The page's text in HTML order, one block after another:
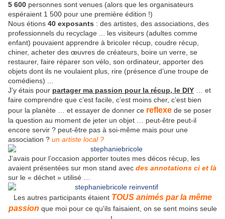
5 600 personnes sont venues (alors que les organisateurs
espéraient 1 500 pour une première édition !)
Nous étions 40 exposants : des artistes, des associations, des
professionnels du recyclage ... les visiteurs (adultes comme
enfant) pouvaient apprendre à bricoler récup, coudre récup,
chiner, acheter des œuvres de créateurs, boire un verre, se
restaurer, faire réparer son vélo, son ordinateur, apporter des
objets dont ils ne voulaient plus, rire (présence d’une troupe de
comédiens) ...
J’y étais pour partager ma passion pour la récup, le DIY … et
faire comprendre que c’est facile, c’est moins cher, c’est bien
pour la planète … et essayer de donner ce reflexe de se poser
la question au moment de jeter un objet … peut-être peut-il
encore servir ? peut-être pas à soi-même mais pour une
association ? un artiste local ?
J’avais pour l’occasion apporter toutes mes décos récup, les
avaient présentées sur mon stand avec des annotations ci et là
sur le « déchet » utilisé …
Les autres participants étaient TOUS animés par la même
passion que moi pour ce qu'ils faisaient, on se sent moins seule